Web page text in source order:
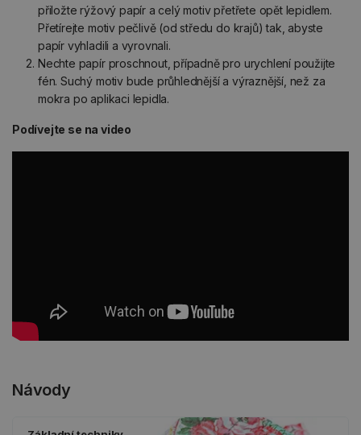
přiložte rýžový papír a celý motiv přetřete opět lepidlem.
Přetírejte motiv pečlivě (od středu do krajů) tak, abyste
papír vyhladili a vyrovnali.
Nechte papír proschnout, případně pro urychlení použijte
fén. Suchý motiv bude průhlednější a výraznější, než za
mokra po aplikaci lepidla.
Podívejte se na video
Návody